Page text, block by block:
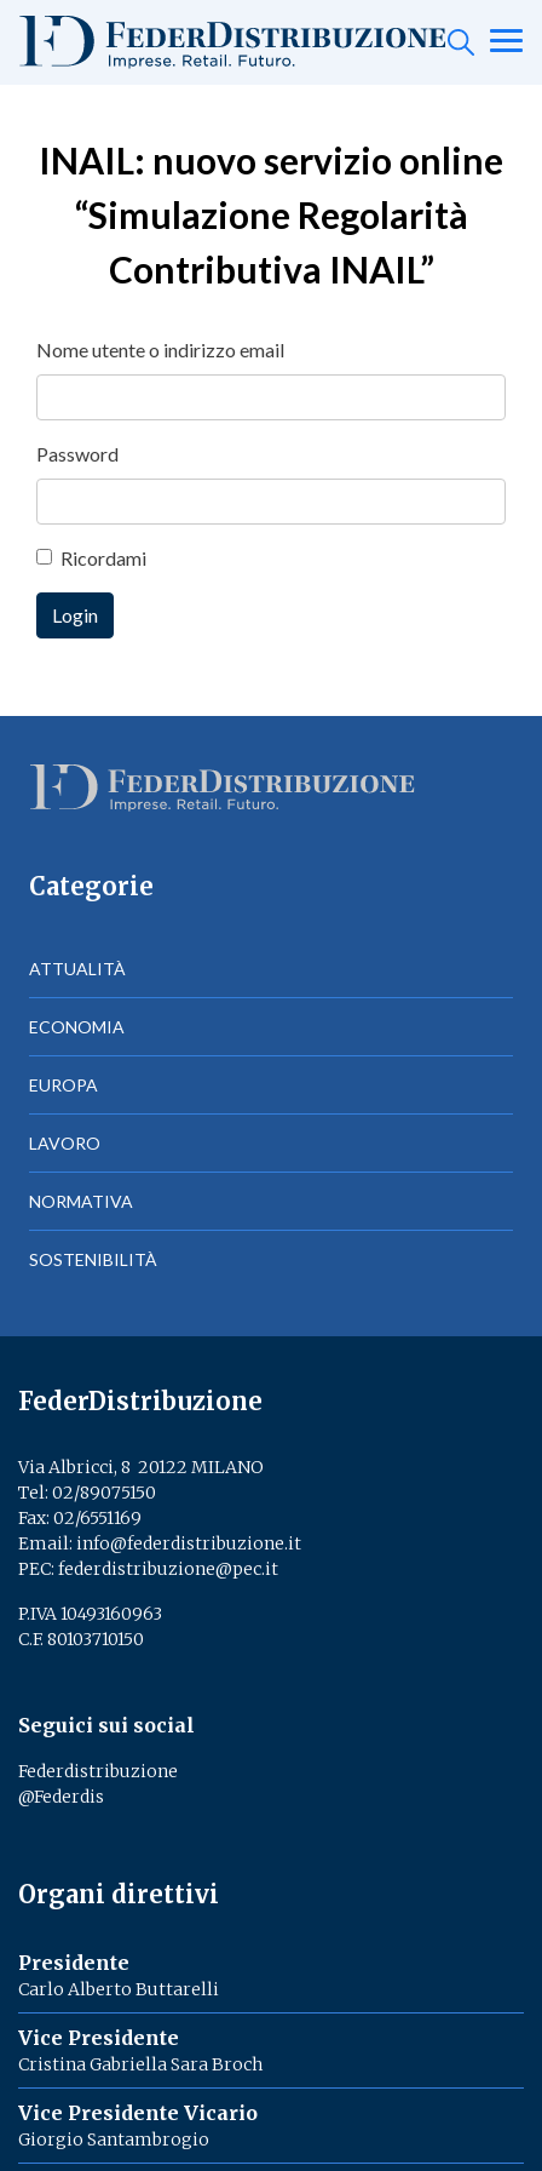
INAIL: nuovo servizio online
“Simulazione Regolarità
Contributiva INAIL”
Nome utente o indirizzo email
Password
Ricordami
Categorie
ATTUALITÀ
ECONOMIA
EUROPA
LAVORO
NORMATIVA
SOSTENIBILITÀ
FederDistribuzione
Via Albricci, 8 ­ 20122 MILANO
Tel: 02/89075150
Fax: 02/6551169
Email: info@federdistribuzione.it
PEC: federdistribuzione@pec.it
P.IVA 10493160963
C.F. 80103710150
Seguici sui social
Federdistribuzione
@Federdis
Organi direttivi
Presidente
Carlo Alberto Buttarelli
Vice Presidente
Cristina Gabriella Sara Broch
Vice Presidente Vicario
Giorgio Santambrogio